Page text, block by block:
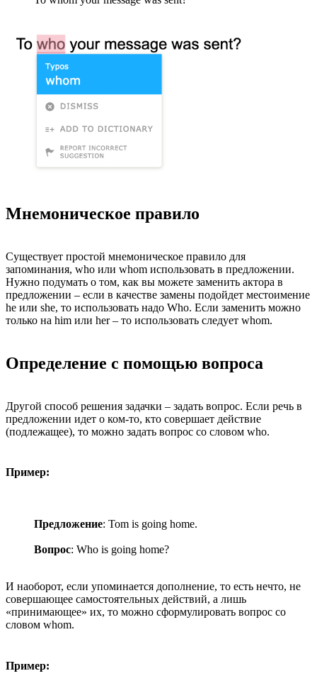
Мнемоническое правило
Существует простой мнемоническое правило для
запоминания, who или whom использовать в предложении.
Нужно подумать о том, как вы можете заменить актора в
предложении – если в качестве замены подойдет местоимение
he или she, то использовать надо Who. Если заменить можно
только на him или her – то использовать следует whom.
Определение с помощью вопроса
Другой способ решения задачки – задать вопрос. Если речь в
предложении идет о ком-то, кто совершает действие
(подлежащее), то можно задать вопрос со словом who.
Пример:
Предложение: Tom is going home.
Вопрос: Who is going home?
И наоборот, если упоминается дополнение, то есть нечто, не
совершающее самостоятельных действий, а лишь
«принимающее» их, то можно сформулировать вопрос со
словом whom.
Пример: